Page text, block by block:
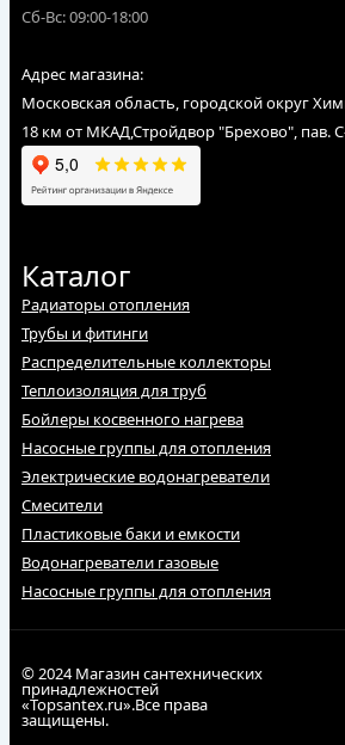
Сб-Вс: 09:00-18:00
Адрес магазина:
Московская область, городской округ
18 км от МКАД,Стройдвор "Брехово", пав.
Каталог
Радиаторы отопления
Трубы и фитинги
Распределительные коллекторы
Теплоизоляция для труб
Бойлеры косвенного нагрева
Насосные группы для отопления
Электрические водонагреватели
Смесители
Пластиковые баки и емкости
Водонагреватели газовые
Насосные группы для отопления
© 2024 Магазин сантехнических
принадлежностей
«Topsantex.ru».Все права
защищены.